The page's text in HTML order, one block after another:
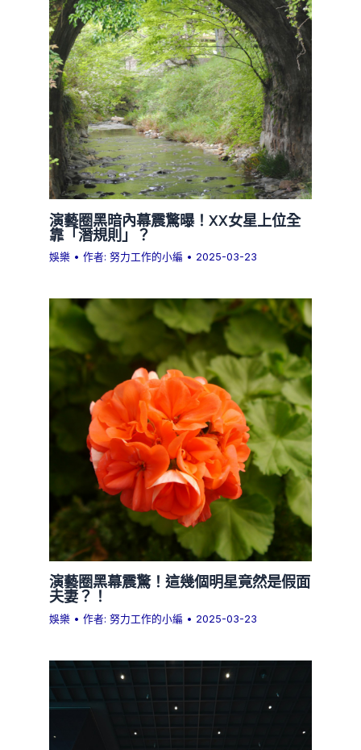
演藝圈黑暗內幕震驚曝！XX女星上位全
靠「潛規則」？
娛樂 • 作者:努力工作的小編 • 2025-03-23
演藝圈黑幕震驚！這幾個明星竟然是假面
夫妻？！
娛樂 • 作者:努力工作的小編 • 2025-03-23